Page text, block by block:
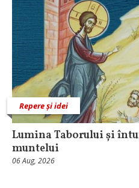
Repere și idei
Lumina Taborului și
muntelui
06 Aug, 2026